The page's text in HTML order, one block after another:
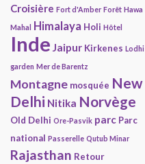
Croisière Fort d'Amber Forêt Hawa
Mahal
Himalaya Holi Hôtel
Inde Jaipur Kirkenes Lodhi
garden Mer de Barentz
Montagne mosquée New
Delhi Nitika Norvège
Old Delhi Ore-Pasvik parc Parc
national Passerelle Qutub Minar
Rajasthan Retour